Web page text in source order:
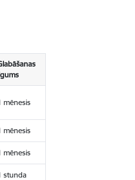
mēnesis
mēnesis
mēnesis
stunda